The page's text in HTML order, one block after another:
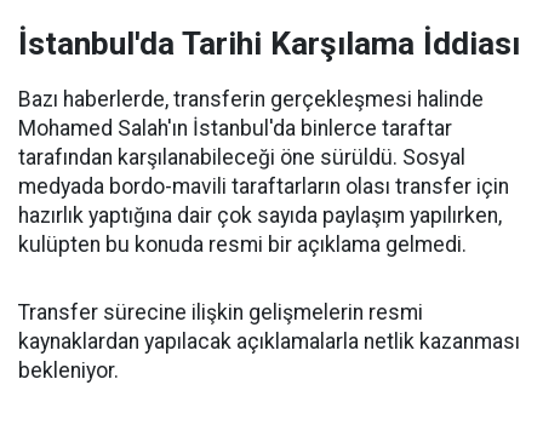
İstanbul'da Tarihi Karşılama İddiası
Bazı haberlerde, transferin gerçekleşmesi halinde
Mohamed Salah'ın İstanbul'da binlerce taraftar
tarafından karşılanabileceği öne sürüldü. Sosyal
medyada bordo-mavili taraftarların olası transfer için
hazırlık yaptığına dair çok sayıda paylaşım yapılırken,
kulüpten bu konuda resmi bir açıklama gelmedi.
Transfer sürecine ilişkin gelişmelerin resmi
kaynaklardan yapılacak açıklamalarla netlik kazanması
bekleniyor.